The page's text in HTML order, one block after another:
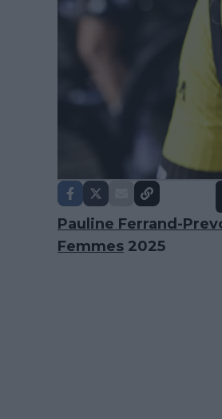
Pauline Ferrand-
Femmes 2025